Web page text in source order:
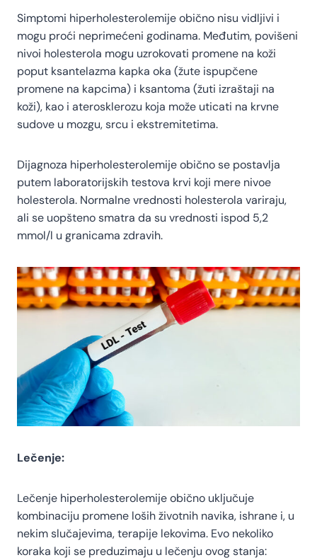
Simptomi hiperholesterolemije obično nisu vidljivi i
mogu proći neprimećeni godinama. Međutim, povišeni
nivoi holesterola mogu uzrokovati promene na koži
poput ksantelazma kapka oka (žute ispupčene
promene na kapcima) i ksantoma (žuti izraštaji na
koži), kao i aterosklerozu koja može uticati na krvne
sudove u mozgu, srcu i ekstremitetima.
Dijagnoza hiperholesterolemije obično se postavlja
putem laboratorijskih testova krvi koji mere nivoe
holesterola. Normalne vrednosti holesterola variraju,
ali se uopšteno smatra da su vrednosti ispod 5,2
mmol/l u granicama zdravih.
Lečenje:
Lečenje hiperholesterolemije obično uključuje
kombinaciju promene loših životnih navika, ishrane i, u
nekim slučajevima, terapije lekovima. Evo nekoliko
koraka koji se preduzimaju u lečenju ovog stanja: